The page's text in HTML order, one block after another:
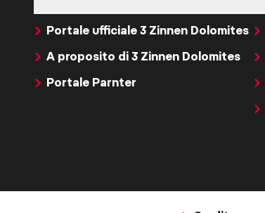
Portale ufficiale 3 Zinnen Dolomites
A proposito di 3 Zinnen Dolomites
Portale Parnter